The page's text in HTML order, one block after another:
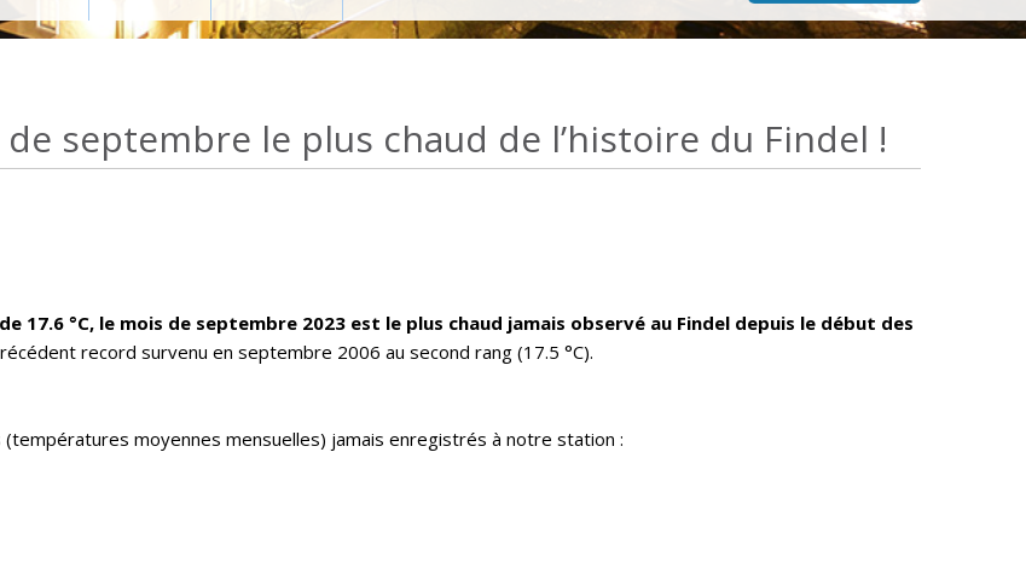
septembre le plus chaud de l’histoire du Findel !
17.6 °C, le mois de septembre 2023 est le plus chaud jamais observé au Findel depuis le début des
record survenu en septembre 2006 au second rang (17.5 °C).
moyennes mensuelles) jamais enregistrés à notre station :